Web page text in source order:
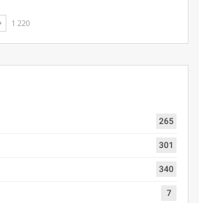
1 220
265
301
340
7